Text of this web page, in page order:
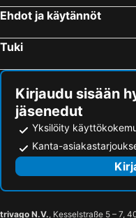
Ehdot ja käytännöt
Tuki
Kirjaudu sisään
jäsenedut
Yksilöity
Kanta-
trivago N.V., Kesselstraße 5 – 7,